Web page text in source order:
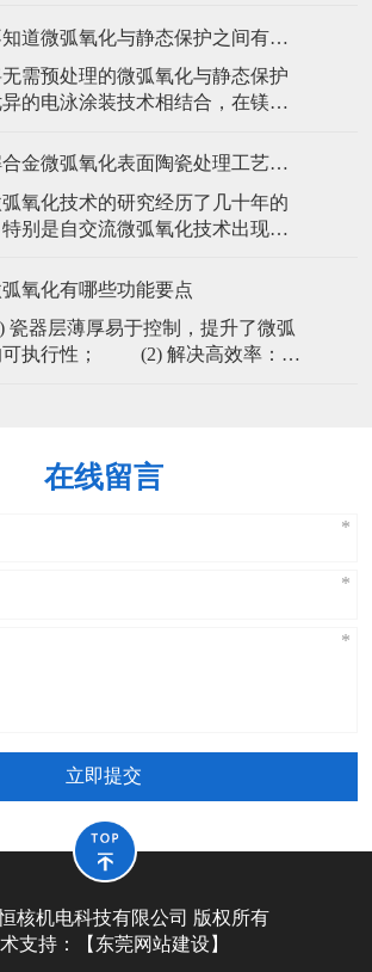
火。第一次飞行任务取得圆满成
现了空间站飞行任务的第一次战
启了中国载人航天工程第三步任务
。 据报道，中国科学院上海硅
居然不知道微弧氧化与静态保护之间有什么差异？
预处理的微弧氧化与静态保护
的电泳涂装技术相结合，在镁合
合膜的性能明显优于单微弧氧化
有工艺简单、环保、无排放，处理
膜层综合性能优异，以及对材料
你了解合金微弧氧化表面陶瓷处理工艺特点吗
化技术的研究经历了几十年的
别是自交流微弧氧化技术出现以
。然而，由于合金微弧氧化表面
开发高效节能电源。微弧氧化工
过程中单位面积能耗大，限制了
氧化有哪些功能要点
器层薄厚易于控制，提升了微弧
可执行性； (2) 解决高效率：得
自动化生产； (4) 对资料的
力宽，除铝、镁合金外，还能在Ti、
在线留言
立即提交
核机电科技有限公司 版权所有
支持：【 东莞网站建设】